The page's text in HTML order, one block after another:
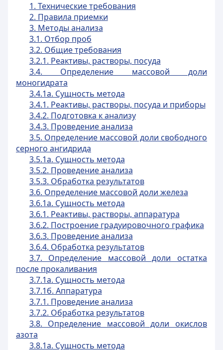
1. Технические требования
2. Правила приемки
3. Методы анализа
3.1. Отбор проб
3.2. Общие требования
3.2.1. Реактивы, растворы, посуда
3.4. Определение массовой доли
моногидрата
3.4.1а. Сущность метода
3.4.1. Реактивы, растворы, посуда и приборы
3.4.2. Подготовка к анализу
3.4.3. Проведение анализа
3.5. Определение массовой доли свободного
серного ангидрида
3.5.1а. Сущность метода
3.5.2. Проведение анализа
3.5.3. Обработка результатов
3.6. Определение массовой доли железа
3.6.1а. Сущность метода
3.6.1. Реактивы, растворы, аппаратура
3.6.2. Построение градуировочного графика
3.6.3. Проведение анализа
3.6.4. Обработка результатов
3.7. Определение массовой доли остатка
после прокаливания
3.7.1а. Сущность метода
3.7.1б. Аппаратура
3.7.1. Проведение анализа
3.7.2. Обработка результатов
3.8. Определение массовой доли окислов
азота
3.8.1а. Сущность метода